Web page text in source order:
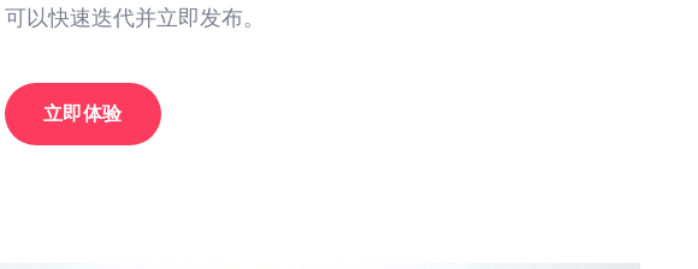
可以快速迭代并立即发布。
立即体验